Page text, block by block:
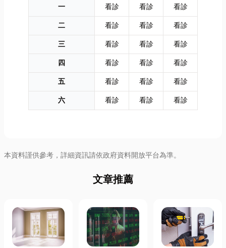
一
看診 看診
看診
二
看診 看診
看診
三
看診 看診
看診
四
看診 看診
看診
五
看診 看診
看診
六
看診 看診 看診
本資料謹供參考，詳細資訊請依政府資料開放平台為準。
文章推薦